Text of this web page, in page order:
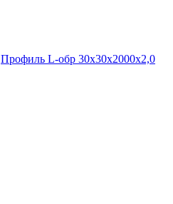
Профиль L-обр 30х30х2000х2,0